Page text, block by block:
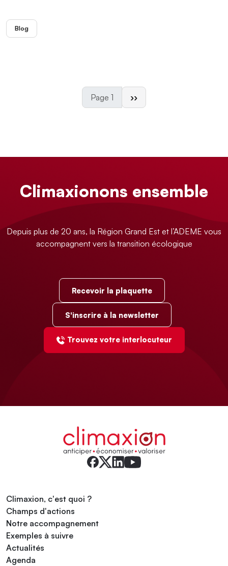
Blog
Page 1 Page suivante
››
Climaxionons ensemble
Depuis plus de 20 ans, la Région Grand Est et l’ADEME vous
accompagnent vers la transition écologique
Recevoir la plaquette
S'inscrire à la newsletter
Trouvez votre interlocuteur
Climaxion, c'est quoi ?
Champs d'actions
Notre accompagnement
Exemples à suivre
Actualités
Agenda